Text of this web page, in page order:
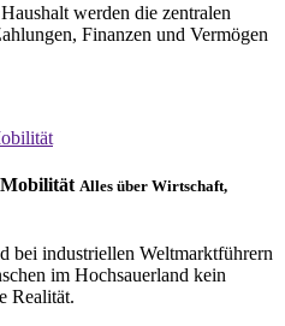
werden die zentralen
Finanzen und Vermögen
Alles über Wirtschaft,
bei industriellen Weltmarktführern
im Hochsauerland kein
Realität.